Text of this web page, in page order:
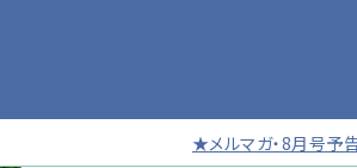
★メルマガ・8月号予